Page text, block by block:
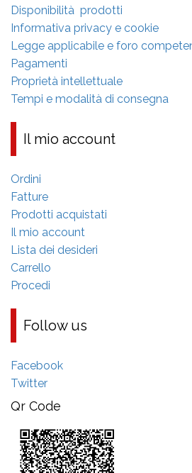
Disponibilità prodotti
Informativa privacy e cookie
Legge applicabile e foro
Pagamenti
Proprietà intellettuale
Tempi e modalità di consegna
Il mio account
Ordini
Fatture
Prodotti acquistati
Il mio account
Lista dei desideri
Carrello
Procedi
Follow us
Facebook
Twitter
Qr Code